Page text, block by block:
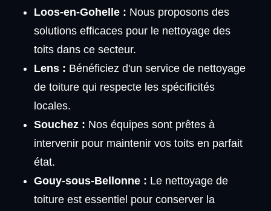
Loos-en-Gohelle : Nous proposons des
solutions efficaces pour le nettoyage des
toits dans ce secteur.
Lens : Bénéficiez d'un service de nettoyage
de toiture qui respecte les spécificités
locales.
Souchez : Nos équipes sont prêtes à
intervenir pour maintenir vos toits en parfait
état.
Gouy-sous-Bellonne : Le nettoyage de
toiture est essentiel pour conserver la